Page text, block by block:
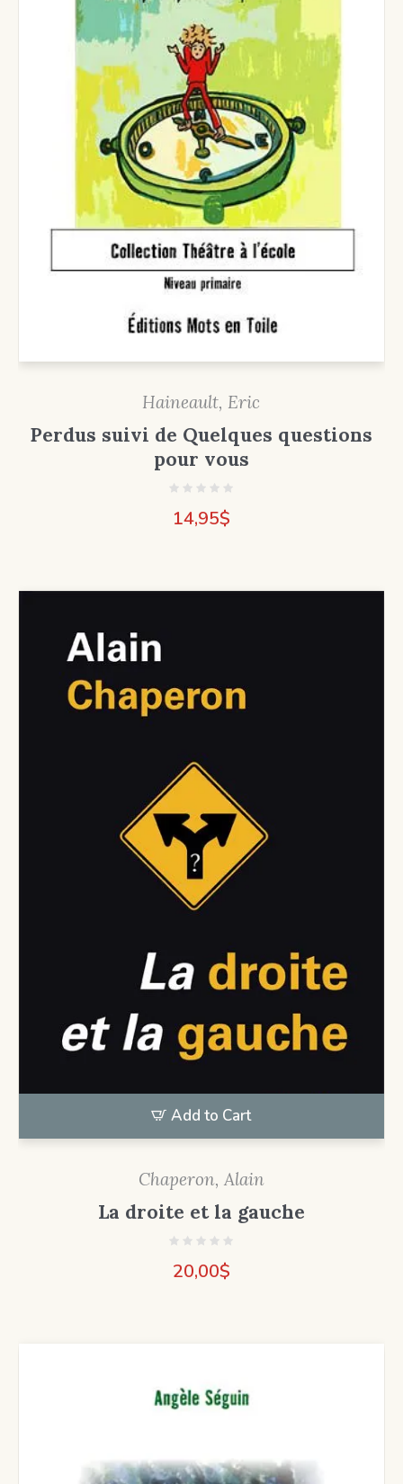
Haineault, Eric
Perdus suivi de Quelques questions
pour vous
14,95$
Add to Cart
Chaperon, Alain
La droite et la gauche
20,00$